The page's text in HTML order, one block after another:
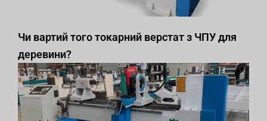
Чи вартий того токарний верстат з ЧПУ для
деревини?